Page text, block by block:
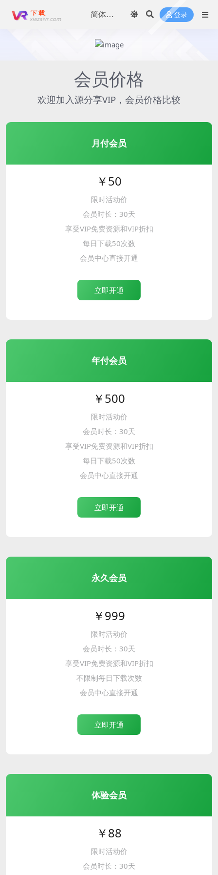
登录
会员价格
欢迎加入源分享VIP，会员价格比较
月付会员
￥50
限时活动价
会员时长：30天
享受VIP免费资源和VIP折扣
每日下载50次数
会员中心直接开通
立即开通
年付会员
￥500
限时活动价
会员时长：30天
享受VIP免费资源和VIP折扣
每日下载50次数
会员中心直接开通
立即开通
永久会员
￥999
限时活动价
会员时长：30天
享受VIP免费资源和VIP折扣
不限制每日下载次数
会员中心直接开通
立即开通
体验会员
￥88
限时活动价
会员时长：30天